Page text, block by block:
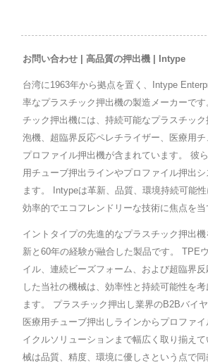
お問い合わせ | 高品質の押出機 | Intype
台湾に1963年から拠点を置く、Intype
率なプラスチック押出機の製造メーカーで
チック押出機には、持続可能なプラスチッ
泡機、超臨界反応ペレチライザー、医療用チ
プロファイル押出機が含まれています。 彼
用チューブ押出ラインやプロファイル押出
ます。 Intypeは革新、品質、環境持続可能性
効率的でエコフレンドリーな技術に焦点を当
イントタイプの先進的なプラスチック押出
新と60年の経験が融合した製品です。 TPE
イル、連続ビーズフォーム、および超臨界
した当社の機械は、効率性と持続可能性を
ます。 プラスチック押出し業界のB2Bバイ
医療用チューブ押出しラインからプロファ
イクルソリューションまで幅広く取り揃え
械は品質、精度、環境に優しさという点で